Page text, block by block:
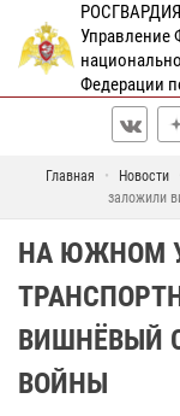
РОСГВАРДИЯ
Управление
Федерации
Главная Новости
заложили
НА ЮЖНОМ
ВИШНЁВЫЙ
ВОЙНЫ